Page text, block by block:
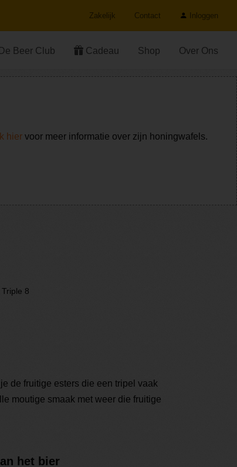
Zakelijk Contact Inloggen
De Beer Club Cadeau Shop Over Ons
8
de fruitige esters die een tripel vaak
moutige smaak met weer die fruitige
het bier
hier voor meer informatie over zijn honingwafels.